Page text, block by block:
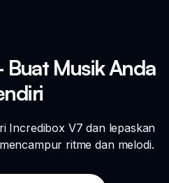
Musik Anda
Incredibox V7 dan lepaskan
ritme dan melodi.